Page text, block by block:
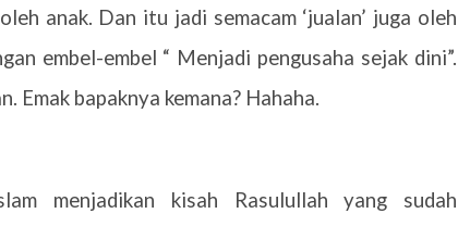
anak. Dan itu jadi semacam ‘jualan’ juga oleh
embel-embel “ Menjadi pengusaha sejak dini”.
Emak bapaknya kemana? Hahaha.
menjadikan kisah Rasulullah yang sudah